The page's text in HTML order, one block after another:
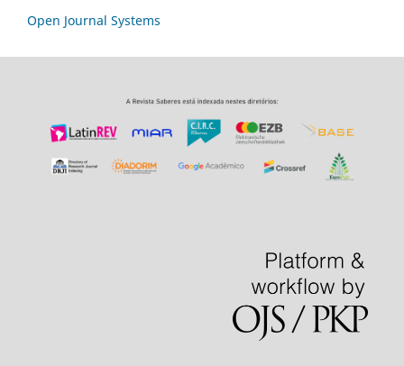
Open Journal Systems